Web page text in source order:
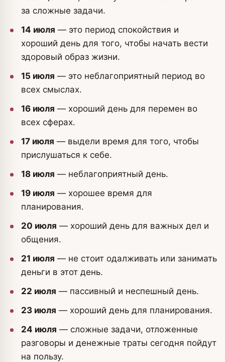
за сложные задачи.
14 июля — это период спокойствия и
хороший день для того, чтобы начать вести
здоровый образ жизни.
15 июля — это неблагоприятный период во
всех смыслах.
16 июля — хороший день для перемен во
всех сферах.
17 июля — выдели время для того, чтобы
прислушаться к себе.
18 июля — неблагоприятный день.
19 июля — хорошее время для
планирования.
20 июля — хороший день для важных дел и
общения.
21 июля — не стоит одалживать или занимать
деньги в этот день.
22 июля — пассивный и неспешный день.
23 июля — хороший день для планирования.
24 июля — сложные задачи, отложенные
разговоры и денежные траты сегодня пойдут
на пользу.